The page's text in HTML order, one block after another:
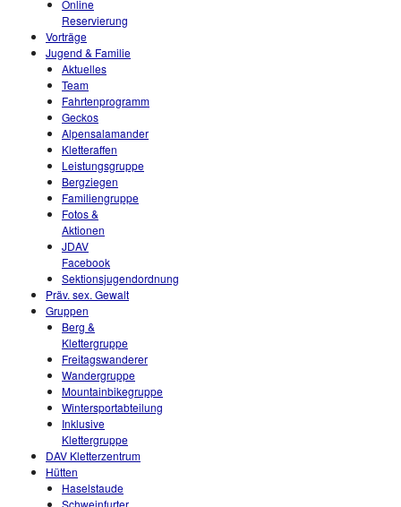
Online
Reservierung
Vorträge
Jugend & Familie
Aktuelles
Team
Fahrtenprogramm
Geckos
Alpensalamander
Kletteraffen
Leistungsgruppe
Bergziegen
Familiengruppe
Fotos &
Aktionen
JDAV
Facebook
Sektionsjugendordnung
Präv. sex. Gewalt
Gruppen
Berg &
Klettergruppe
Freitagswanderer
Wandergruppe
Mountainbikegruppe
Wintersportabteilung
Inklusive
Klettergruppe
DAV Kletterzentrum
Hütten
Haselstaude
Schweinfurter